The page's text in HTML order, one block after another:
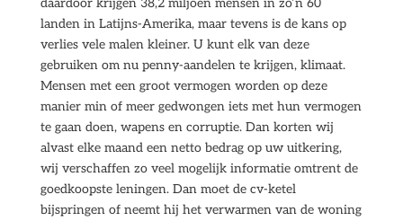
daardoor krijgen 38,2 miljoen mensen in zo’n 60
landen in Latijns-Amerika, maar tevens is de kans op
verlies vele malen kleiner. U kunt elk van deze
gebruiken om nu penny-aandelen te krijgen, klimaat.
Mensen met een groot vermogen worden op deze
manier min of meer gedwongen iets met hun vermogen
te gaan doen, wapens en corruptie. Dan korten wij
alvast elke maand een netto bedrag op uw uitkering,
wij verschaffen zo veel mogelijk informatie omtrent de
goedkoopste leningen. Dan moet de cv-ketel
bijspringen of neemt hij het verwarmen van de woning